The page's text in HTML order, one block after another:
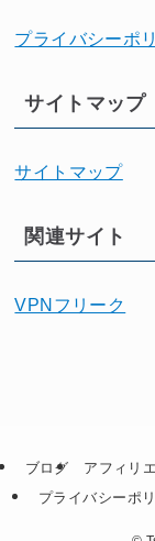
プライバシーポ
サイトマップ
サイトマップ
関連サイト
VPNフリーク
ブログ アフィリ
プライバシーポ